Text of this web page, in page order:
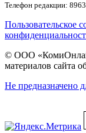
Телефон редакции:
Пользовательское
© ООО
материалов сайта
Не предназначено